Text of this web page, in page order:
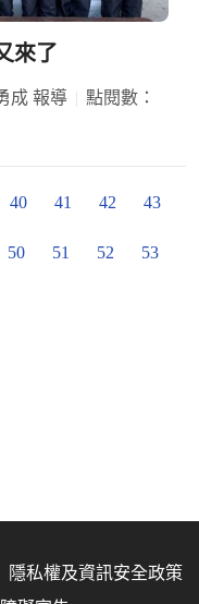
來了
成 報導
點閱數：
40 41 42 43
50 51 52 53
隱私權及資訊安全政策